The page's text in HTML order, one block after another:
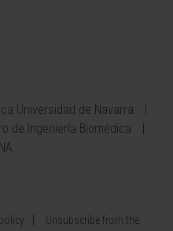
Universidad de Navarra
de Ingeniería Biomédica
Unsubscribe from the